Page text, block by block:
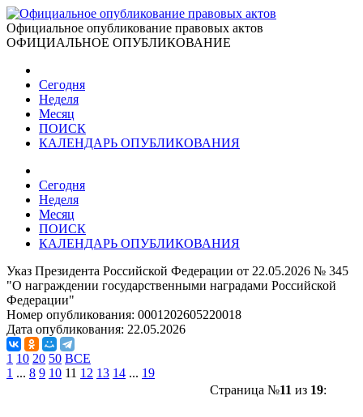
Официальное опубликование правовых актов
ОФИЦИАЛЬНОЕ ОПУБЛИКОВАНИЕ
Сегодня
Неделя
Месяц
ПОИСК
КАЛЕНДАРЬ ОПУБЛИКОВАНИЯ
Сегодня
Неделя
Месяц
ПОИСК
КАЛЕНДАРЬ ОПУБЛИКОВАНИЯ
Указ Президента Российской Федерации от 22.05.2026 № 345
"О награждении государственными наградами Российской
Федерации"
Номер опубликования: 0001202605220018
Дата опубликования: 22.05.2026
1 10 20 50 ВСЕ
1 ... 8 9 10 11 12 13 14 ... 19
Страница №11 из 19: